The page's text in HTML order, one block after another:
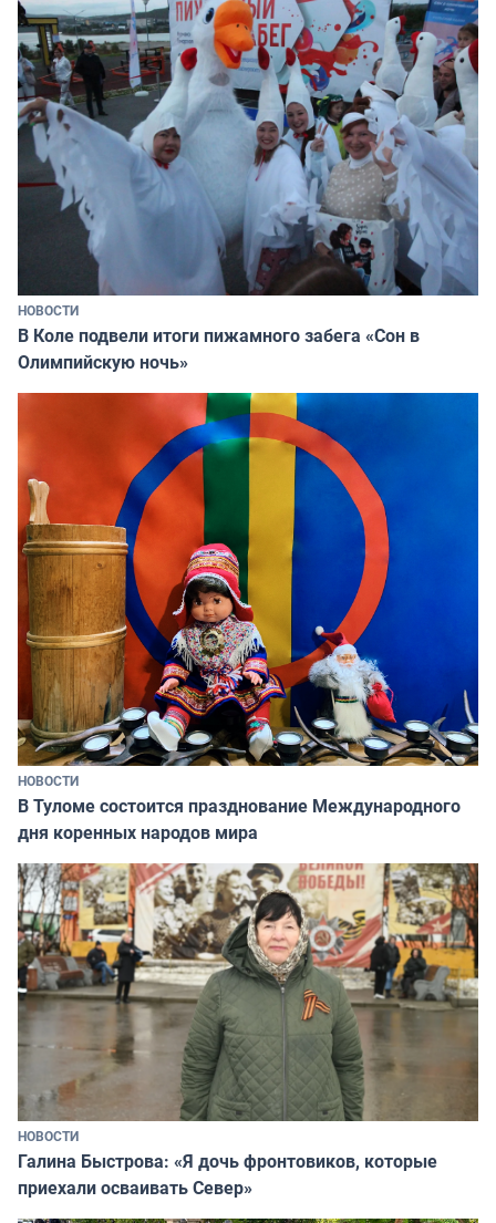
НОВОСТИ
В Коле подвели итоги пижамного забега «Сон в
Олимпийскую ночь»
НОВОСТИ
В Туломе состоится празднование Международного
дня коренных народов мира
НОВОСТИ
Галина Быстрова: «Я дочь фронтовиков, которые
приехали осваивать Север»